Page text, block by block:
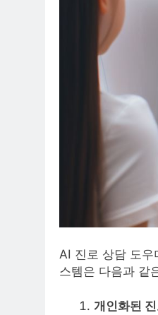
AI 진로 상담 도우
스템은 다음과 같
개인화된